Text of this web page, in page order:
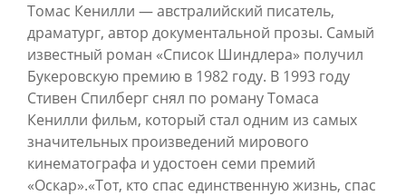
Томас Кенилли — австралийский писатель,
драматург, автор документальной прозы. Самый
известный роман «Список Шиндлера» получил
Букеровскую премию в 1982 году. В 1993 году
Стивен Спилберг снял по роману Томаса
Кенилли фильм, который стал одним из самых
значительных произведений мирового
кинематографа и удостоен семи премий
«Оскар».«Тот, кто спас единственную жизнь, спас